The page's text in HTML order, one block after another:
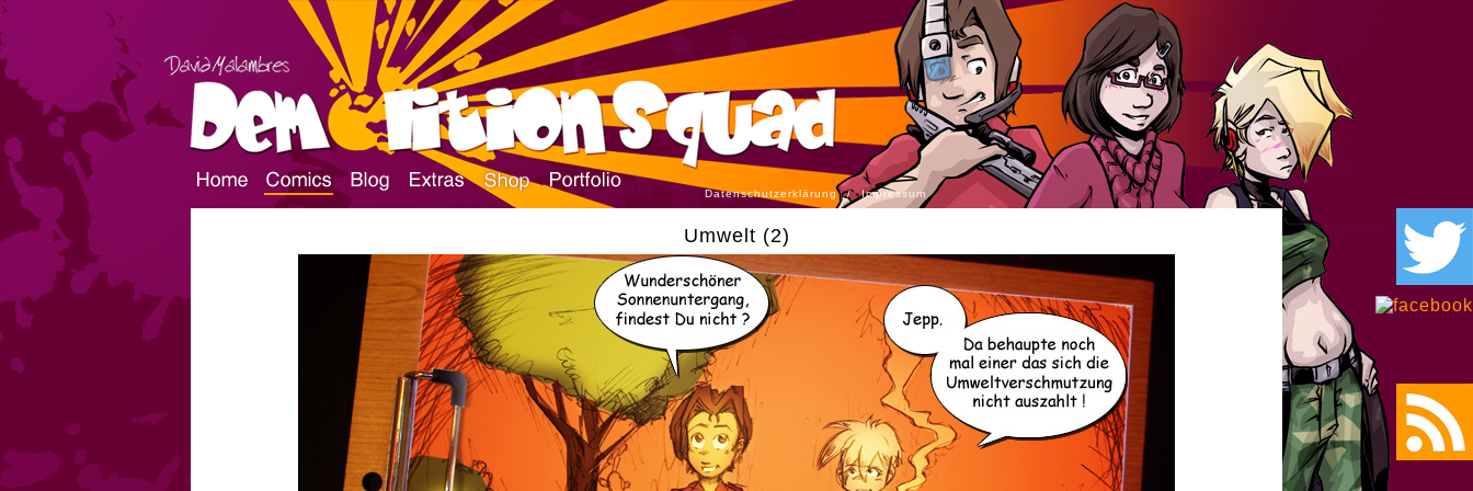
Datenschutzerklärung / Impressum
Umwelt (2)